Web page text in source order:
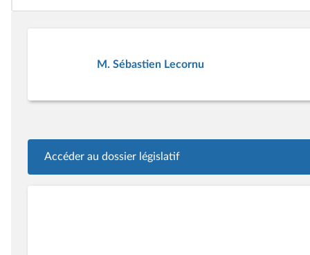
M. Sébastien Lecornu
Accéder au dossier législatif